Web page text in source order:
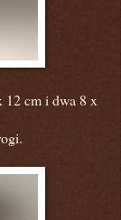
12 cm i dwa 8 x